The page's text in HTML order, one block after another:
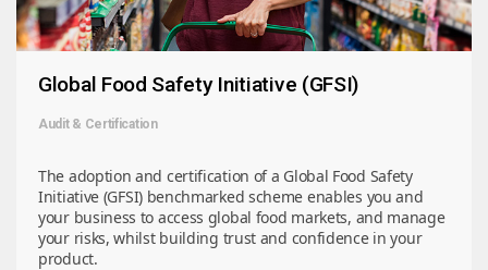
Global Food Safety Initiative (GFSI)
Audit & Certification
The adoption and certification of a Global Food Safety
Initiative (GFSI) benchmarked scheme enables you and
your business to access global food markets, and manage
your risks, whilst building trust and confidence in your
product.